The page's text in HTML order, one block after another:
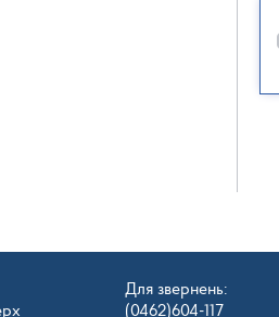
Для звернень:
(0462)604-117